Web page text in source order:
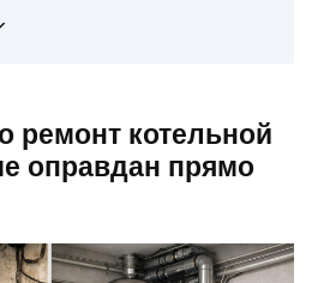
ремонт котельной
оправдан прямо